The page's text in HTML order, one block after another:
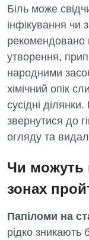
Біль може
інфікування чи
рекомендовано
утворення,
народними
хімічний опік
сусідні
звернутися до
огляду та
Чи можуть
зонах
Папіломи на
рідко зникають